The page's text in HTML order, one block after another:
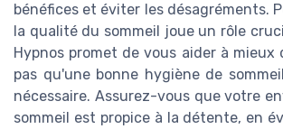
bénéfices et éviter les désagréments.
la qualité du sommeil joue un rôle
Hypnos promet de vous aider à mieux
pas qu'une bonne hygiène de
nécessaire. Assurez-vous que votre
sommeil est propice à la détente, en